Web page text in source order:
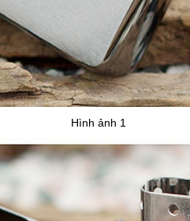
Hình ảnh 1